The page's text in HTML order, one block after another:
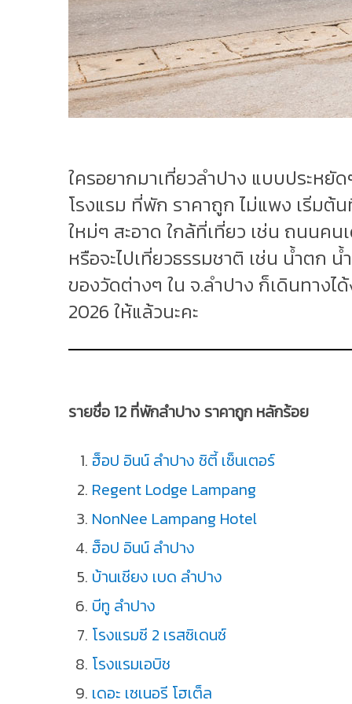
ใครอยากมาเที่ยวลำปาง แบบประหยั
โรงแรม ที่พัก ราคาถูก ไม่แพง เริ่ม
ใหม่ๆ สะอาด ใกล้ที่เที่ยว เช่น ถนนค
หรือจะไปเที่ยวธรรมชาติ เช่น น้ำตก
ของวัดต่างๆ ใน จ.ลำปาง ก็เดินทาง
2026 ให้แล้วนะคะ
รายชื่อ 12 ที่พักลำปาง ราคาถูก หลักร้อย
ฮ็อป อินน์ ลำปาง ซิตี้ เซ็นเตอร์
Regent Lodge Lampang
NonNee Lampang Hotel
ฮ็อป อินน์ ลำปาง
บ้านเชียง เบด ลำปาง
บีทู ลำปาง
โรงแรมซี 2 เรสซิเดนซ์
โรงแรมเอบิช
เดอะ เซเนอรี โฮเต็ล